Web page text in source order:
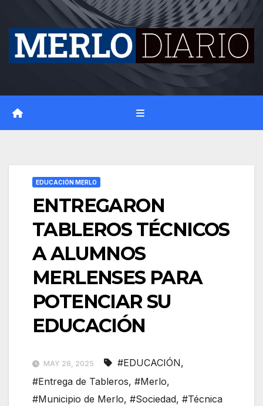
content
EDUCACIÓN MERLO
ENTREGARON
TABLEROS TÉCNICOS
A ALUMNOS
MERLENSES PARA
POTENCIAR SU
EDUCACIÓN
MAY 28, 2025 #EDUCACIÓN,
#Entrega de Tableros, #Merlo,
#Municipio de Merlo, #Sociedad, #Técnica